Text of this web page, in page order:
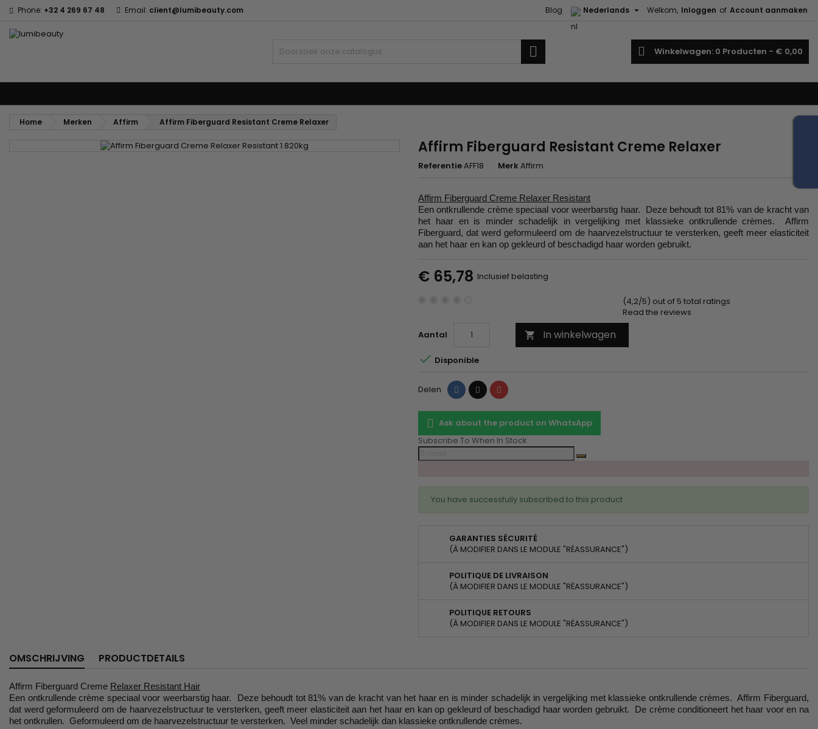
Phone: +32 4 269 67 48 Email: client@lumibeauty.com Welkom, Inloggen of Account aanmaken
Nederlands 
Blog
Winkelwagen 0 Producten - € 0,00
Home Merken Affirm Affirm Fiberguard Resistant Creme Relaxer
Affirm Fiberguard Resistant Creme Relaxer
ReferentieAFF18 MerkAffirm
Affirm Fiberguard Creme Relaxer Resistant
Een ontkrullende crème speciaal voor weerbarstig haar. Deze behoudt tot 81% van de kracht van
het haar en is minder schadelijk in vergelijking met klassieke ontkrullende crèmes. Affirm
Fiberguard, dat werd geformuleerd om de haarvezelstructuur te versterken, geeft meer elasticiteit
aan het haar en kan op gekleurd of beschadigd haar worden gebruikt.
€ 65,78 Inclusief belasting
(4,2/5) out of 5 total ratings
Read the reviews
Aantal
 In winkelwagen
 Disponible
Delen Delen Tweet Pinterest
Ask about the product on WhatsApp
Subscribe To When In Stock
You have successfully subscribed to this product
GARANTIES SÉCURITÉ
(À MODIFIER DANS LE MODULE "RÉASSURANCE")
POLITIQUE DE LIVRAISON
(À MODIFIER DANS LE MODULE "RÉASSURANCE")
POLITIQUE RETOURS
(À MODIFIER DANS LE MODULE "RÉASSURANCE")
OMSCHRIJVING PRODUCTDETAILS
Affirm Fiberguard Creme Relaxer Resistant Hair
Een ontkrullende crème speciaal voor weerbarstig haar. Deze behoudt tot 81% van de kracht van het haar en is minder schadelijk in vergelijking met klassieke ontkrullende crèmes. Affirm Fiberguard,
dat werd geformuleerd om de haarvezelstructuur te versterken, geeft meer elasticiteit aan het haar en kan op gekleurd of beschadigd haar worden gebruikt. De crème conditioneert het haar voor en na
het ontkrullen. Geformuleerd om de haarvezelstructuur te versterken. Veel minder schadelijk dan klassieke ontkrullende crèmes.